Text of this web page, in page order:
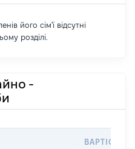
його сім'ї відсутні
розділі.
-
ВАРТІСТЬ